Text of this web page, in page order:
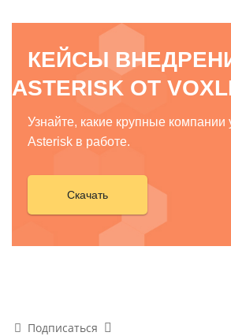
КЕЙСЫ
ASTERISK ОТ
Узнайте, какие крупные компании
Asterisk в работе.
Скачать
Подписаться